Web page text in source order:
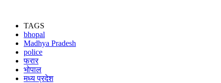
TAGS
bhopal
Madhya Pradesh
police
फरार
भोपाल
मध्य प्रदेश